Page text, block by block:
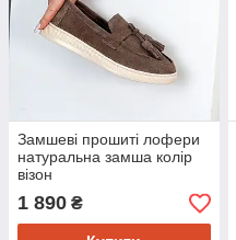
Замшеві прошиті лофери
натуральна замша колір
візон
1 890 ₴